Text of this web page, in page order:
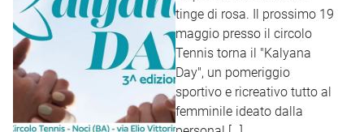
FEMMINILE
tinge di rosa. Il prossimo 19
maggio presso il circolo
Tennis torna il "Kalyana
Day", un pomeriggio
sportivo e ricreativo tutto al
femminile ideato dalla